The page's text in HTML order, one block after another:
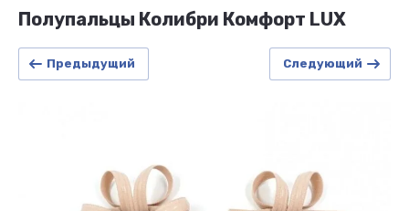
Полупальцы Колибри Комфорт LUX
Предыдущий Следующий